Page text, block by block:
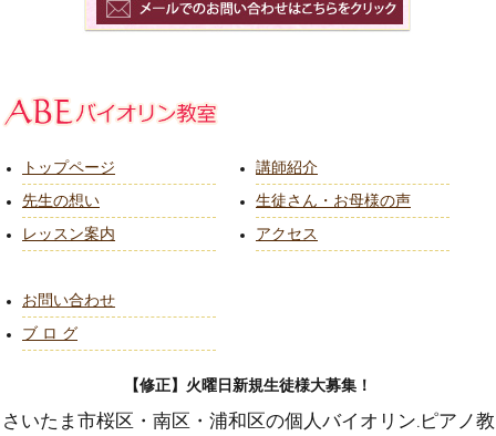
トップページ
先生の想い
レッスン案内
講師紹介
生徒さん・お母様の声
アクセス
お問い合わせ
ブ ロ グ
【修正】火曜日新規生徒様大募集！
さいたま市桜区・南区・浦和区の個人バイオリン.ピアノ教